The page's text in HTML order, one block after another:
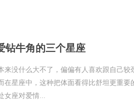
钻牛角的三个星座
来没什么大不了，偏偏有人喜欢跟自己较
在星座中，这种把体面看得比舒坦更重要
女座对爱情...